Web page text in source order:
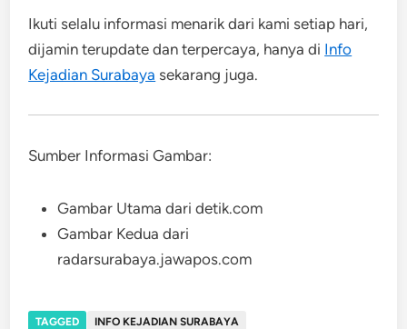
Ikuti selalu informasi menarik dari kami setiap hari,
dijamin terupdate dan terpercaya, hanya di Info
Kejadian Surabaya sekarang juga.
Sumber Informasi Gambar:
Gambar Utama dari detik.com
Gambar Kedua dari
radarsurabaya.jawapos.com
TAGGED
INFO KEJADIAN SURABAYA